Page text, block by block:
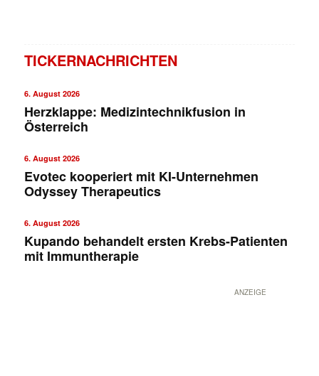
TICKERNACHRICHTEN
6. August 2026
Herzklappe: Medizintechnikfusion in
Österreich
6. August 2026
Evotec kooperiert mit KI-Unternehmen
Odyssey Therapeutics
6. August 2026
Kupando behandelt ersten Krebs-Patienten
mit Immuntherapie
ANZEIGE